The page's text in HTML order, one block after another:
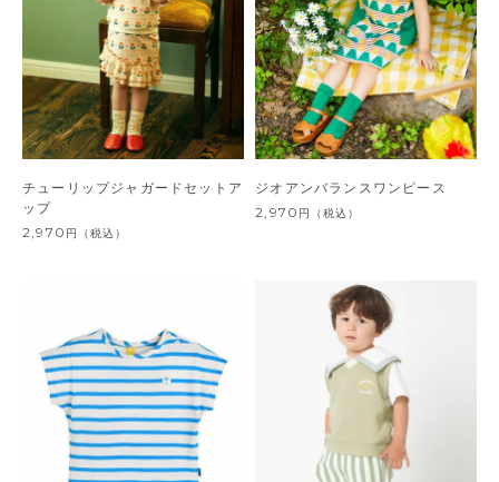
チューリップジャガードセットア
ップ
2,970 円 （税込）
ジオアンバランスワンピース
2,970 円 （税込）